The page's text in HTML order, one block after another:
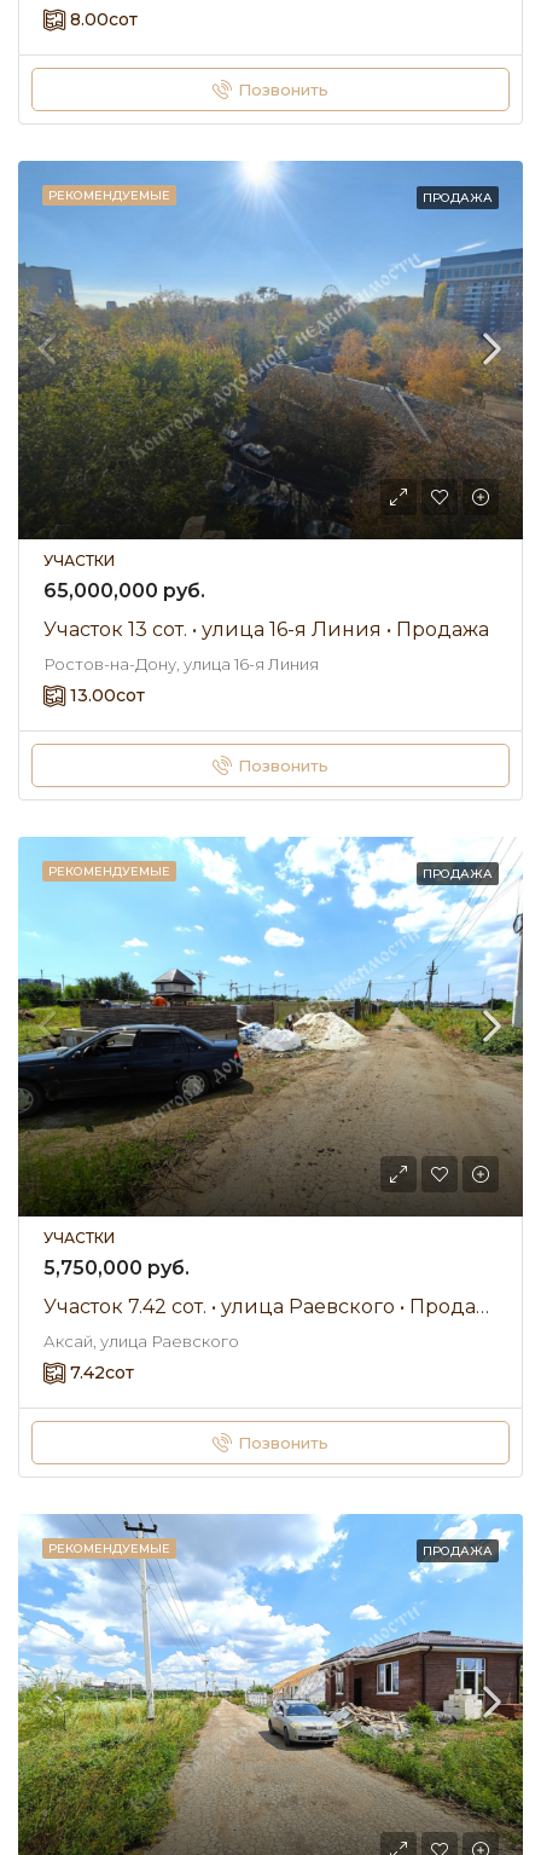
8.00сот
Позвонить
РЕКОМЕНДУЕМЫЕ ПРОДАЖА
УЧАСТКИ
65,000,000 руб.
Участок 13 сот. • улица 16-я Линия • Продажа
Ростов-на-Дону, улица 16-я Линия
13.00сот
Позвонить
РЕКОМЕНДУЕМЫЕ ПРОДАЖА
УЧАСТКИ
5,750,000 руб.
Участок 7.42 сот. • улица Раевского • Продажа
Аксай, улица Раевского
7.42сот
Позвонить
РЕКОМЕНДУЕМЫЕ ПРОДАЖА